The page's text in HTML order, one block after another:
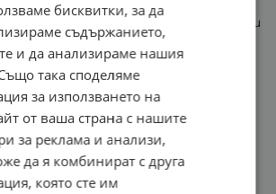
освежаващи съставки хидратира и
Намалява зачервяванията,
и придава копринена мекота.
помагат за възстановяване на
бисквитки, за да
съдържанието,
и да анализираме нашия
така споделяме
за използването на
от ваша страна с нашите
за реклама и анализи,
да я комбинират с друга
която сте им